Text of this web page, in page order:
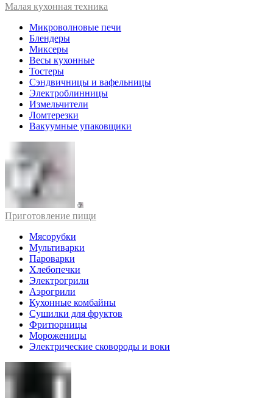
Малая кухонная техника
Микроволновые печи
Блендеры
Миксеры
Весы кухонные
Тостеры
Сэндвичницы и вафельницы
Электроблинницы
Измельчители
Ломтерезки
Вакуумные упаковщики
Приготовление пищи
Мясорубки
Мультиварки
Пароварки
Хлебопечки
Электрогрили
Аэрогрили
Кухонные комбайны
Сушилки для фруктов
Фритюрницы
Мороженицы
Электрические сковороды и воки